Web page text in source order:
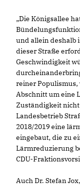
Die Königsallee
und allein deshalb
dieser Straße
Geschwindigkeit
reiner Populismus,
Abschnitt um eine
Zuständigkeit
Landesbetrieb
2018/2019 eine
eingebaut, die zu
Lärmreduzierung
CDU-
Auch Dr. Stefan